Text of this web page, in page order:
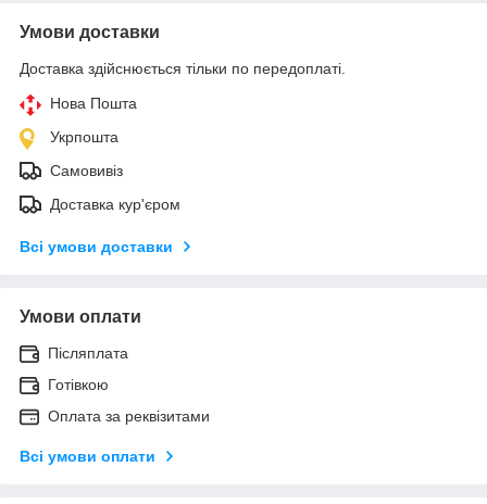
Умови доставки
Доставка здійснюється тільки по передоплаті.
Нова Пошта
Укрпошта
Самовивіз
Доставка кур'єром
Всі умови доставки
Умови оплати
Післяплата
Готівкою
Оплата за реквізитами
Всі умови оплати